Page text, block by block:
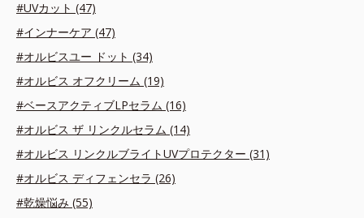
#UVカット (47)
#インナーケア (47)
#オルビスユー ドット (34)
#オルビス オフクリーム (19)
#ベースアクティブLPセラム (16)
#オルビス ザ リンクルセラム (14)
#オルビス リンクルブライトUVプロテクター (31)
#オルビス ディフェンセラ (26)
#乾燥悩み (55)